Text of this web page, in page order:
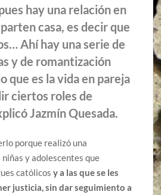
hay una relación en
casa, es decir que
Ahí hay una serie de
y de romantización
que es la vida en pareja
ciertos roles de
Jazmín Quesada.
porque realizó una
y adolescentes que
católicosy a las que se les
justicia, sin dar seguimiento a